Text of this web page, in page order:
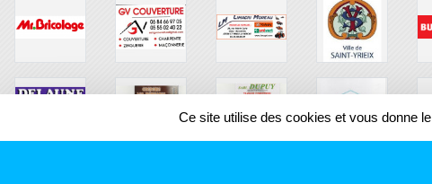
Ce site utilise des cookies et vous donne